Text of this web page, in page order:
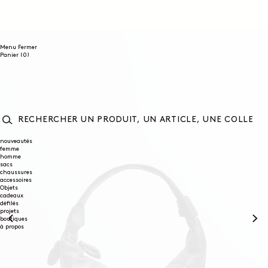
Menu Fermer
Panier (0)
UN
PRODUIT,
UN
UNE
COLLECTION...
nouveautés
femme
homme
sacs
chaussures
accessoires
Objets
cadeaux
défilés
projets
boutiques
à propos